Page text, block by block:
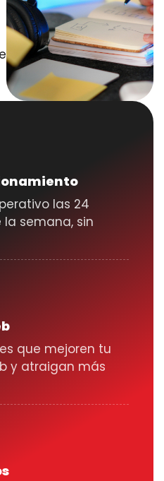
las 24
la semana, sin
que mejoren tu
y atraigan más